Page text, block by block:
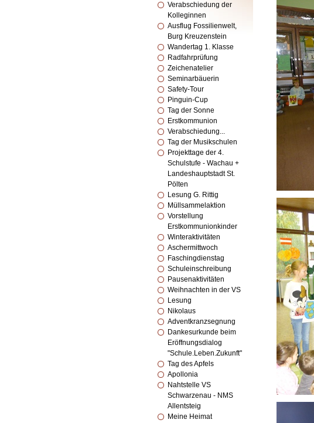
Verabschiedung der
Kolleginnen
Ausflug Fossilienwelt,
Burg Kreuzenstein
Wandertag 1. Klasse
Radfahrprüfung
Zeichenatelier
Seminarbäuerin
Safety-Tour
Pinguin-Cup
Tag der Sonne
Erstkommunion
Verabschiedung...
Tag der Musikschulen
Projekttage der 4.
Schulstufe - Wachau +
Landeshauptstadt St.
Pölten
Lesung G. Rittig
Müllsammelaktion
Vorstellung
Erstkommunionkinder
Winteraktivitäten
Aschermittwoch
Faschingdienstag
Schuleinschreibung
Pausenaktivitäten
Weihnachten in der VS
Lesung
Nikolaus
Adventkranzsegnung
Dankesurkunde beim
Eröffnungsdialog
"Schule.Leben.Zukunft"
Tag des Apfels
Apollonia
Nahtstelle VS
Schwarzenau - NMS
Allentsteig
Meine Heimat